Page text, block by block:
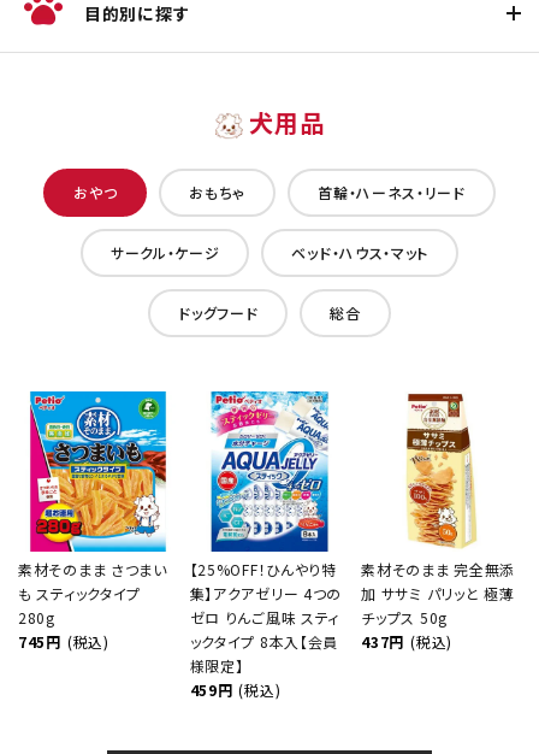
目的別に探す
犬用品
おやつ おもちゃ 首輪・ハーネス・リード
サークル・ケージ ベッド・ハウス・マット
ドッグフード 総合
素材そのまま さつまい
も スティックタイプ
280g
745円 (税込)
【25%OFF！ひんやり特
集】アクアゼリー 4つの
ゼロ りんご風味 スティ
ックタイプ 8本入【会員
様限定】
459円 (税込)
素材そのまま 完全無添
加 ササミ パリッと 極薄
チップス 50g
437円 (税込)